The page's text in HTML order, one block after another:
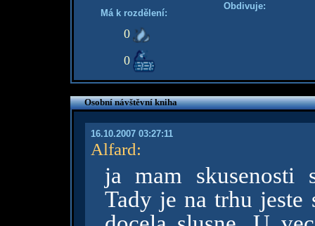
Má k rozdělení:
0
0
Obdivuje:
Osobní návštěvní kniha
16.10.2007 03:27:11
Alfard:
ja mam skusenosti
Tady je na trhu jeste